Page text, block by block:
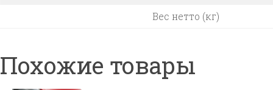
Вес нетто (кг)
Похожие товары